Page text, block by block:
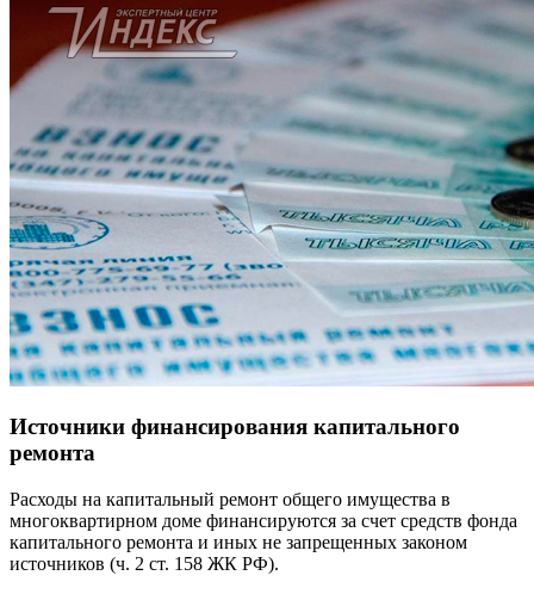
Источники финансирования капитального
ремонта
Расходы на капитальный ремонт общего имущества в
многоквартирном доме финансируются за счет средств фонда
капитального ремонта и иных не запрещенных законом
источников (ч. 2 ст. 158 ЖК РФ).